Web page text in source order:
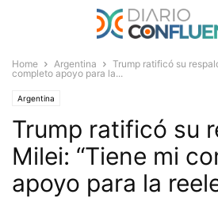
Home Argentina
Trump ratificó su
completo apoyo para la...
Argentina
Trump ratificó su
Milei: “Tiene mi
apoyo para la